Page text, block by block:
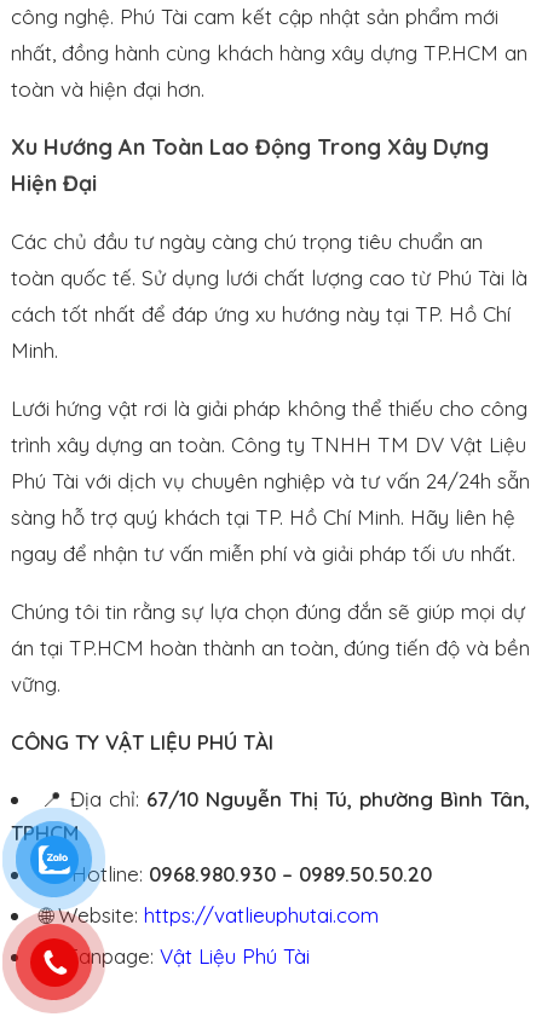
công nghệ. Phú Tài cam kết cập nhật sản phẩm mới
nhất, đồng hành cùng khách hàng xây dựng TP.HCM an
toàn và hiện đại hơn.
Xu Hướng An Toàn Lao Động Trong Xây Dựng
Hiện Đại
Các chủ đầu tư ngày càng chú trọng tiêu chuẩn an
toàn quốc tế. Sử dụng lưới chất lượng cao từ Phú Tài là
cách tốt nhất để đáp ứng xu hướng này tại TP. Hồ Chí
Minh.
Lưới hứng vật rơi là giải pháp không thể thiếu cho công
trình xây dựng an toàn. Công ty TNHH TM DV Vật Liệu
Phú Tài với dịch vụ chuyên nghiệp và tư vấn 24/24h sẵn
sàng hỗ trợ quý khách tại TP. Hồ Chí Minh. Hãy liên hệ
ngay để nhận tư vấn miễn phí và giải pháp tối ưu nhất.
Chúng tôi tin rằng sự lựa chọn đúng đắn sẽ giúp mọi dự
án tại TP.HCM hoàn thành an toàn, đúng tiến độ và bền
vững.
CÔNG TY VẬT LIỆU PHÚ TÀI
📍 Địa chỉ: 67/10 Nguyễn Thị Tú, phường Bình Tân,
TPHCM
☎ Hotline: 0968.980.930 – 0989.50.50.20
🌐 Website: https://vatlieuphutai.com
👍 Fanpage: Vật Liệu Phú Tài